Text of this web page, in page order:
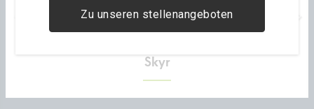
Zu unseren stellenangeboten
Skyr